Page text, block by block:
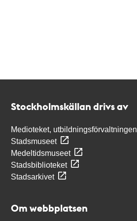
Stockholmskällan drivs av
Medioteket, utbildningsförvaltningen
Stadsmuseet
Medeltidsmuseet
Stadsbiblioteket
Stadsarkivet
Om webbplatsen